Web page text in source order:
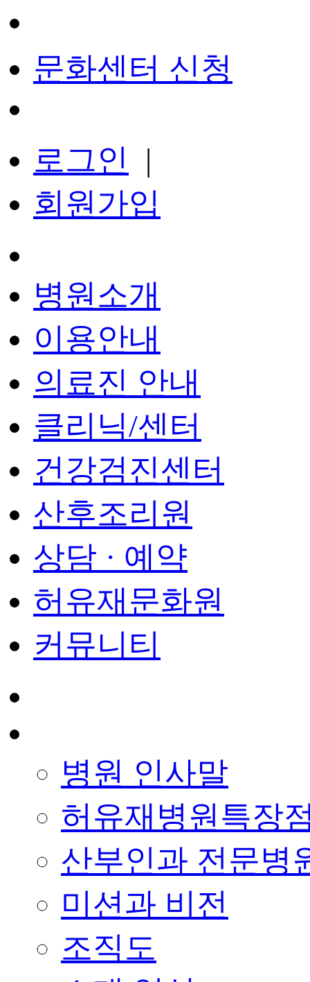
문화센터 신청
로그인
|
회원가입
병원소개
이용안내
의료진 안내
클리닉/센터
건강검진센터
산후조리원
상담 · 예약
허유재문화원
커뮤니티
병원 인사말
허유재병원특장
산부인과 전문병
미션과 비전
조직도